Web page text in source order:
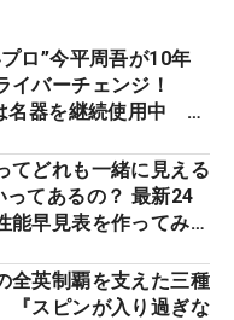
ロ”今平周吾が10年
イバーチェンジ！
名器を継続使用中 #
てどれも一緒に見える
てあるの？ 最新24
能早見表を作ってみ
全英制覇を支えた三種
スピンが入り過ぎな